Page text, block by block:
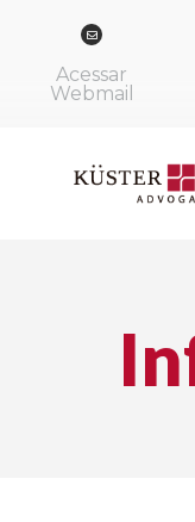
Acessar
Webmail